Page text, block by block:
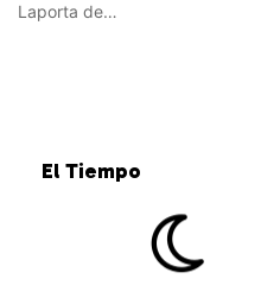
Laporta de…
El Tiempo